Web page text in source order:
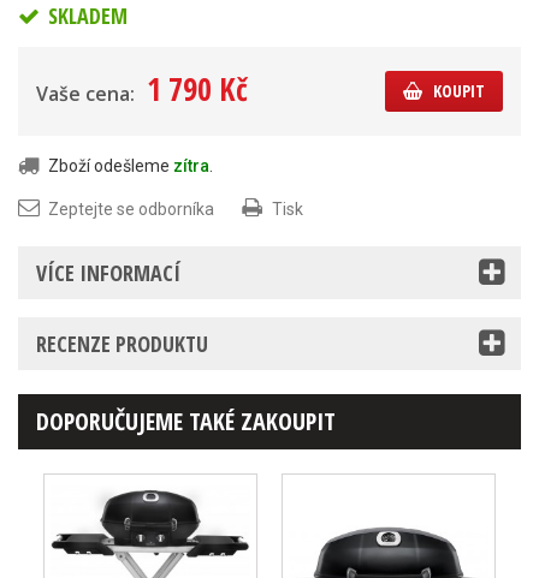
SKLADEM
Vaše cena: 1 790 Kč KOUPIT
Zboží odešleme zítra
Zeptejte se odborníka Tisk
VÍCE INFORMACÍ
RECENZE PRODUKTU
DOPORUČUJEME TAKÉ ZAKOUPIT